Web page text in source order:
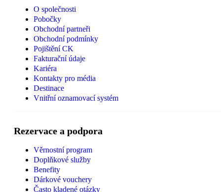
O společnosti
Pobočky
Obchodní partneři
Obchodní podmínky
Pojištění CK
Fakturační údaje
Kariéra
Kontakty pro média
Destinace
Vnitřní oznamovací systém
Rezervace a podpora
Věrnostní program
Doplňkové služby
Benefity
Dárkové vouchery
Často kladené otázky